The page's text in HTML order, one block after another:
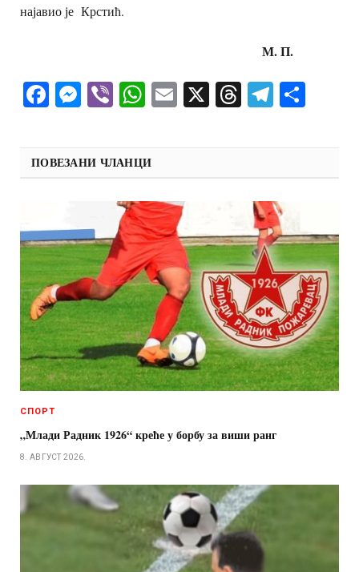
најавио је Крстић.
М. П.
Facebook
Messenger
ViberWhatsApp
Email
X Threads
ПОВЕЗАНИ ЧЛАНЦИ
СПОРТ
„Млади Радник 1926“ креће у борбу за виши ранг
8. АВГУСТ 2026.